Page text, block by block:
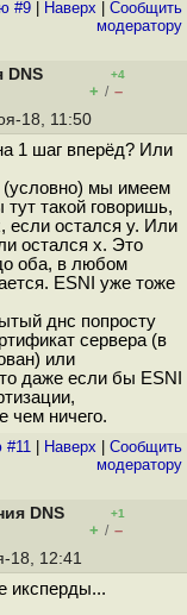
#9 Наверх
Cообщить
модератору
DNS
+4
+ / –
18, 11:50
1 шаг вперёд? Или
мы имеем
такой говоришь,
если остался y. Или
остался x. Это
оба, в любом
ESNI уже тоже
днс попросту
сервера (в
или
даже если бы ESNI
чем ничего.
#11 Наверх
Cообщить
модератору
DNS
+1
+ / –
18, 12:41
иксперды...